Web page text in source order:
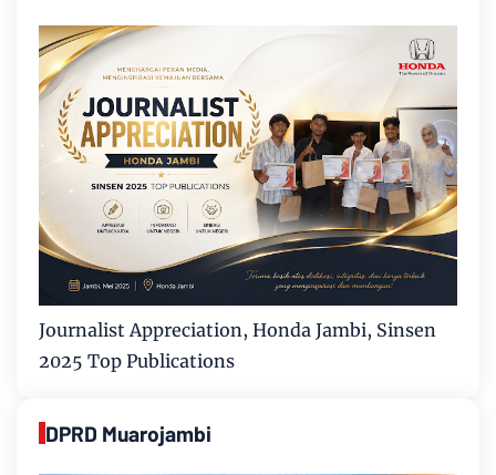
Journalist Appreciation, Honda Jambi, Sinsen
2025 Top Publications
DPRD Muarojambi